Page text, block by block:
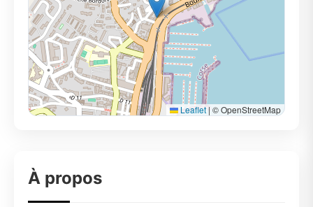
Leaflet | © OpenStreetMap
À propos